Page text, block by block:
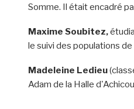
Somme. Il était encadré
Maxime Soubitez,
le suivi des populations
Madeleine Ledieu
Adam de la Halle